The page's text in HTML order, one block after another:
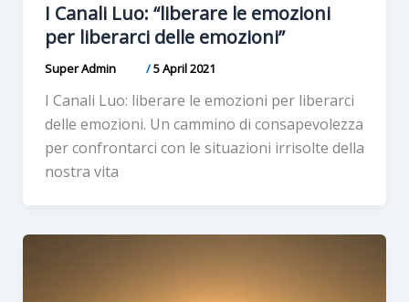
I Canali Luo: “liberare le emozioni
per liberarci delle emozioni”
Super Admin /5 April 2021
I Canali Luo: liberare le emozioni per liberarci
delle emozioni. Un cammino di consapevolezza
per confrontarci con le situazioni irrisolte della
nostra vita